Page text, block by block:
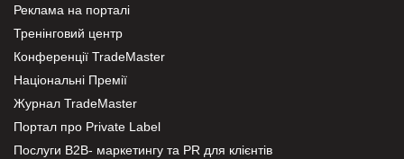
Реклама на порталі
Тренінговий центр
Конференції TradeMaster
Національні Премії
Журнал TradeMaster
Портал про Private Label
Послуги В2В- маркетингу та PR для клієнтів